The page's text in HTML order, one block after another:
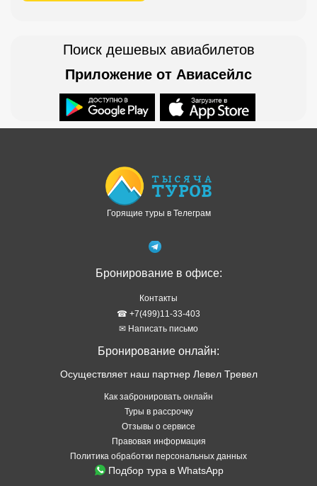
Поиск дешевых авиабилетов
Приложение от Авиасейлс
Горящие туры в Телеграм
Бронирование в офисе:
Контакты
☎ +7(499)11-33-403
✉ Написать письмо
Бронирование онлайн:
Осуществляет наш партнер Левел Тревел
Как забронировать онлайн
Туры в рассрочку
Отзывы о сервисе
Правовая информация
Политика обработки персональных данных
Подбор тура в WhatsApp